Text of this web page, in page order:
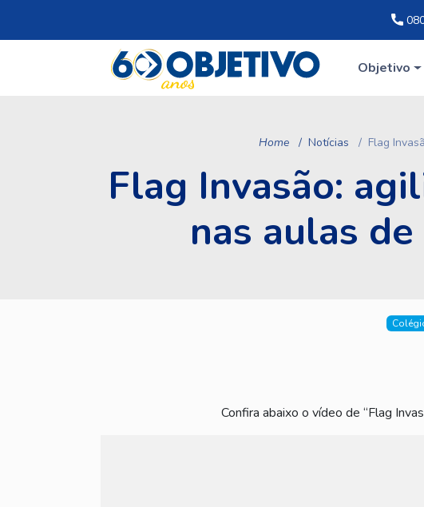
Objetivo
Home Notícias Flag
Flag Invasão:
nas aulas
Confira abaixo o vídeo de “Flag